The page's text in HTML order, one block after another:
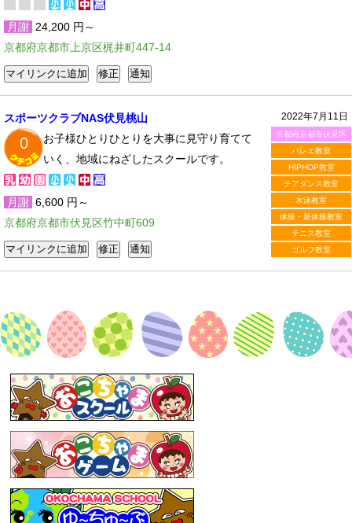
月謝 24,200 円～
京都府京都市上京区梶井町447-14
2022年7月11日
京都府京都市伏見区
バレエ教室
HIPHOP教室
チアダンス教室
水泳教室
体操・新体操教室
テニス教室
ゴルフ教室
スポーツクラブNAS伏見桃山
0
お子様ひとりひとりを大事に見守り育てて
いく、地域にねざしたスクールです。
月謝 6,600 円～
京都府京都市伏見区竹中町609